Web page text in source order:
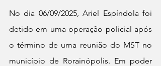
No dia 06/09/2025, Ariel Espíndola foi
detido em uma operação policial após
o término de uma reunião do MST no
município de Rorainópolis. Em poder